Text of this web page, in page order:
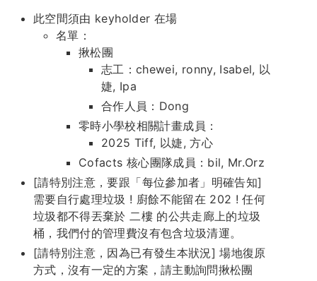
此空間須由 keyholder 在場
名單：
揪松團
志工：chewei, ronny, Isabel, 以
婕, Ipa
合作人員：Dong
零時小學校相關計畫成員：
2025 Tiff, 以婕, 方心
Cofacts 核心團隊成員：bil, Mr.Orz
[請特別注意，要跟「每位參加者」明確告知]
需要自行處理垃圾 ! 廚餘不能留在 202 ! 任何
垃圾都不得丟棄於 二樓 的公共走廊上的垃圾
桶，我們付的管理費沒有包含垃圾清運。
[請特別注意，因為已有發生本狀況] 場地復原
方式，沒有一定的方案，請主動詢問揪松團